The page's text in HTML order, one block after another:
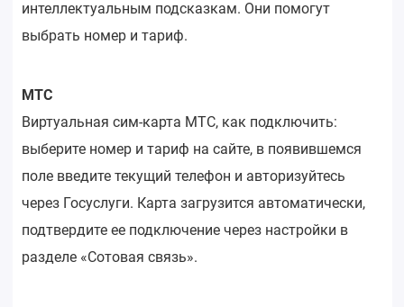
интеллектуальным подсказкам. Они помогут
выбрать номер и тариф.
МТС
Виртуальная сим-карта МТС, как подключить:
выберите номер и тариф на сайте, в появившемся
поле введите текущий телефон и авторизуйтесь
через Госуслуги. Карта загрузится автоматически,
подтвердите ее подключение через настройки в
разделе «Сотовая связь».